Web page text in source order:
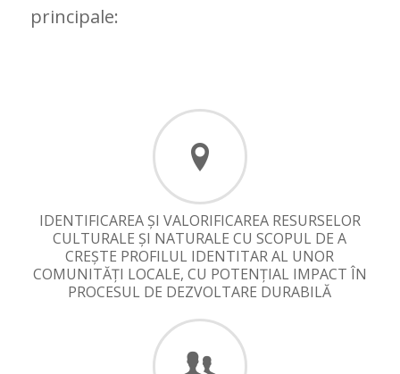
principale:
IDENTIFICAREA ȘI VALORIFICAREA RESURSELOR
CULTURALE ȘI NATURALE CU SCOPUL DE A
CREȘTE PROFILUL IDENTITAR AL UNOR
COMUNITĂȚI LOCALE, CU POTENȚIAL IMPACT ÎN
PROCESUL DE DEZVOLTARE DURABILĂ